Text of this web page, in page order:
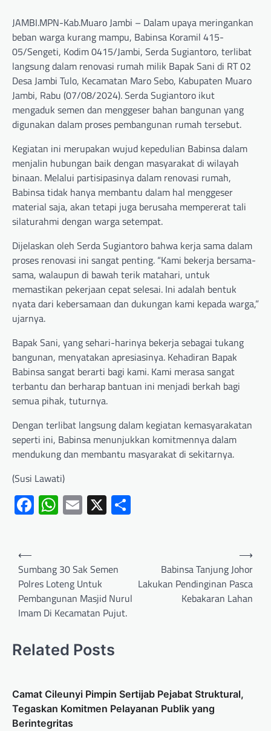
JAMBI.MPN-Kab.Muaro Jambi – Dalam upaya meringankan
beban warga kurang mampu, Babinsa Koramil 415-
05/Sengeti, Kodim 0415/Jambi, Serda Sugiantoro, terlibat
langsung dalam renovasi rumah milik Bapak Sani di RT 02
Desa Jambi Tulo, Kecamatan Maro Sebo, Kabupaten Muaro
Jambi, Rabu (07/08/2024). Serda Sugiantoro ikut
mengaduk semen dan menggeser bahan bangunan yang
digunakan dalam proses pembangunan rumah tersebut.
Kegiatan ini merupakan wujud kepedulian Babinsa dalam
menjalin hubungan baik dengan masyarakat di wilayah
binaan. Melalui partisipasinya dalam renovasi rumah,
Babinsa tidak hanya membantu dalam hal menggeser
material saja, akan tetapi juga berusaha mempererat tali
silaturahmi dengan warga setempat.
Dijelaskan oleh Serda Sugiantoro bahwa kerja sama dalam
proses renovasi ini sangat penting. “Kami bekerja bersama-
sama, walaupun di bawah terik matahari, untuk
memastikan pekerjaan cepat selesai. Ini adalah bentuk
nyata dari kebersamaan dan dukungan kami kepada warga,”
ujarnya.
Bapak Sani, yang sehari-harinya bekerja sebagai tukang
bangunan, menyatakan apresiasinya. Kehadiran Bapak
Babinsa sangat berarti bagi kami. Kami merasa sangat
terbantu dan berharap bantuan ini menjadi berkah bagi
semua pihak, tuturnya.
Dengan terlibat langsung dalam kegiatan kemasyarakatan
seperti ini, Babinsa menunjukkan komitmennya dalam
mendukung dan membantu masyarakat di sekitarnya.
(Susi Lawati)
Facebook
WhatsApp
Email
X
⟵
Sumbang 30 Sak Semen
Polres Loteng Untuk
Pembangunan Masjid Nurul
Imam Di Kecamatan Pujut.
Babinsa Tanjung Johor
Lakukan Pendinginan Pasca
Kebakaran Lahan
⟶
Related Posts
Camat Cileunyi Pimpin Sertijab Pejabat Struktural,
Tegaskan Komitmen Pelayanan Publik yang
Berintegritas